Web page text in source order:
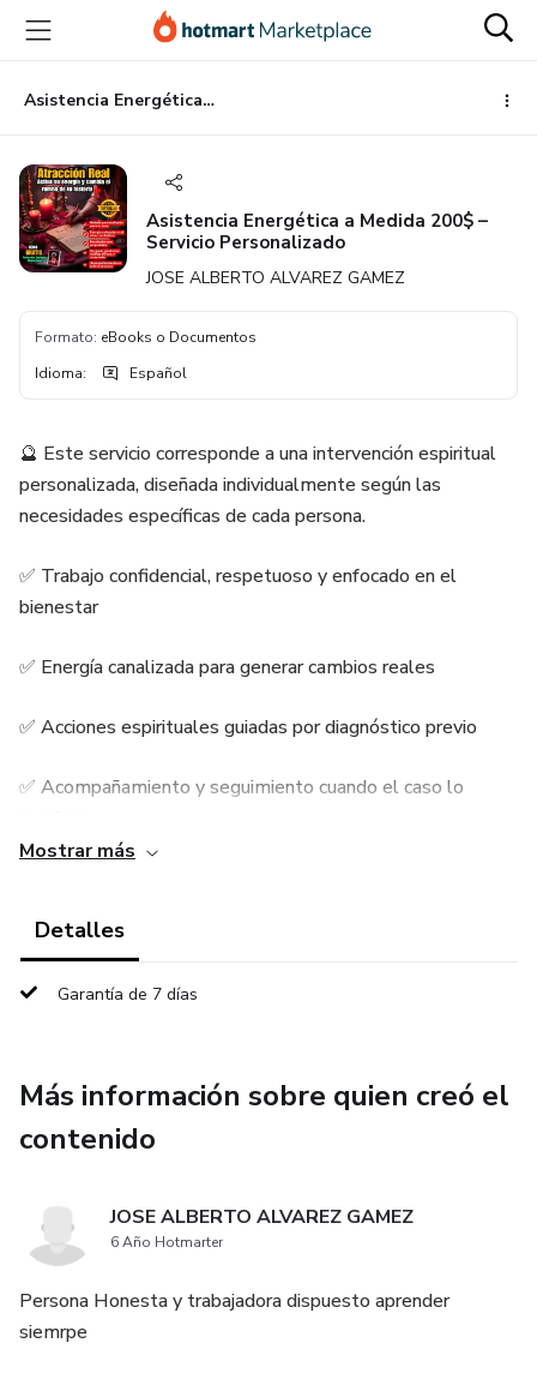
principal
página
de
página
Asistencia Energética a Medida 200$ – Servicio Personalizado
Asistencia Energética a Medida 200$ –
Servicio Personalizado
JOSE ALBERTO ALVAREZ GAMEZ
Formato: eBooks o Documentos
Idioma: Español
🔮 Este servicio corresponde a una intervención espiritual
personalizada, diseñada individualmente según las
necesidades específicas de cada persona.
✅ Trabajo confidencial, respetuoso y enfocado en el
bienestar
✅ Energía canalizada para generar cambios reales
✅ Acciones espirituales guiadas por diagnóstico previo
✅ Acompañamiento y seguimiento cuando el caso lo
Este espacio está habilitado exclusivamente para
confirmar tu solicitud y autorizar el inicio del proceso
Mostrar más
Detalles
Garantía de 7 días
Más información sobre quien creó el
contenido
JOSE ALBERTO ALVAREZ GAMEZ
6 Año Hotmarter
Persona Honesta y trabajadora dispuesto aprender
siemrpe